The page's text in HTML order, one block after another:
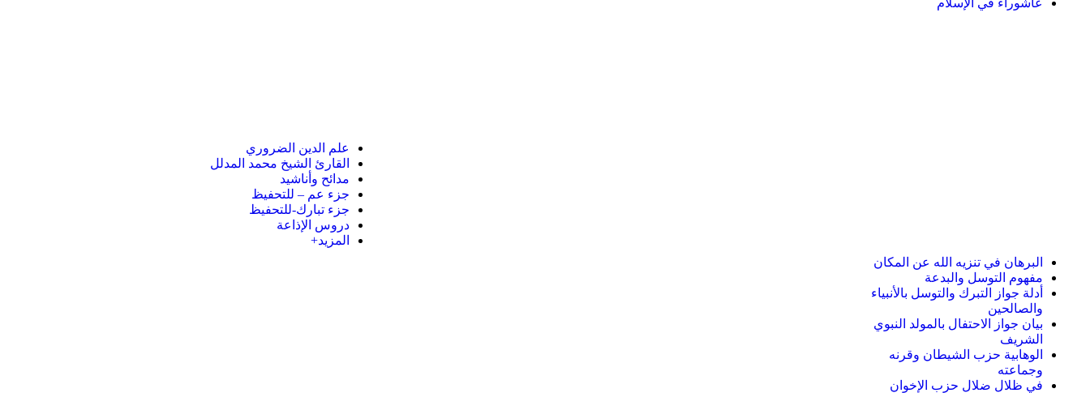
عاشوراء في الإسلام
البرهان في تنزيه الله عن المكان
مفهوم التوسل والبدعة
أدلة جواز التبرك والتوسل بالأنبياء
والصالحين
بيان جواز الاحتفال بالمولد النبوي
الشريف
الوهابية حزب الشيطان وقرنه
وجماعته
في ظلال ضلال حزب الإخوان
علم الدين الضروري
القارئ الشيخ محمد المدلل
مدائح وأناشيد
جزء عم – للتحفيظ
جزء تبارك-للتحفيظ
دروس الإذاعة
المزيد+